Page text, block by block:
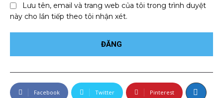
Lưu tên, email và trang web của tôi trong trình duyệt
này cho lần tiếp theo tôi nhận xét.
Facebook Twitter Pinterest